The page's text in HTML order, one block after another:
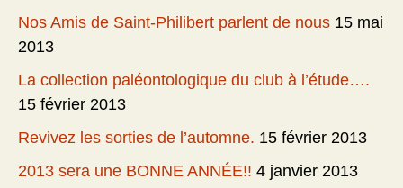
Nos Amis de Saint-Philibert parlent de nous 15 mai
2013
La collection paléontologique du club à l’étude….
15 février 2013
Revivez les sorties de l’automne. 15 février 2013
2013 sera une BONNE ANNÉE!! 4 janvier 2013